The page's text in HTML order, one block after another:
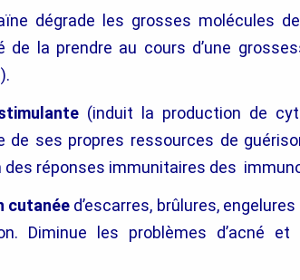
dégrade les grosses molécules
de la prendre au cours d’une
(induit la production de
de ses propres ressources de
des réponses immunitaires des
cutanée d’escarres, brûlures,
Diminue les problèmes d’acné